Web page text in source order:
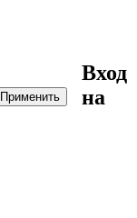
Вход
на